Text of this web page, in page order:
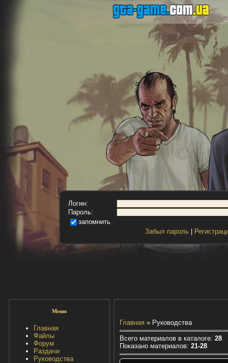
Логин:
Пароль:
запомнить
Забыл пароль|
Меню
Главная
Файлы
Форум
Раздачи
Руководства
Главная» Руководства
Всего материалов в каталоге: 28
Показано материалов: 21-28